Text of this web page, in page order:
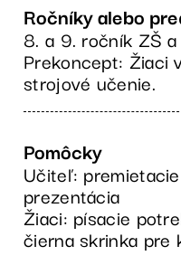
Ročníky alebo
8. a 9. ročník ZŠ
Prekoncept: Žiaci
strojové učenie.
Pomôcky
Učiteľ:
prezentácia
Žiaci: písacie
čierna skrinka pre